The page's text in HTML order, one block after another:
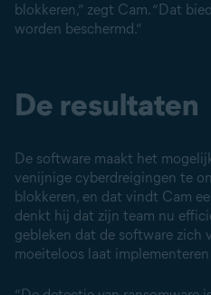
blokkeren,” zegt Cam. “Dat
worden beschermd.”
De resultaten
De software maakt het
venijnige cyberdreigingen te
blokkeren, en dat vindt Cam
denkt hij dat zijn team nu
gebleken dat de software zich
moeiteloos laat